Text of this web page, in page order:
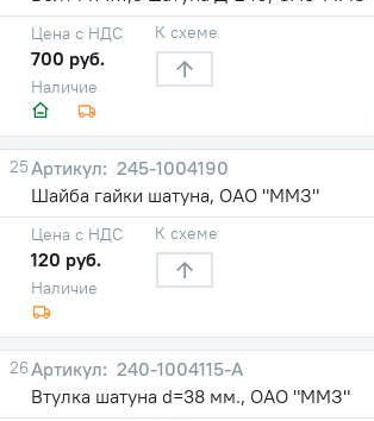
Наличие
Цена с НДС
700 руб.
К схеме
25
245-1004190
Шайба гайки шатуна, ОАО "ММЗ"
Наличие
Цена с НДС
120 руб.
К схеме
26
240-1004115-А
Втулка шатуна d=38 мм., ОАО "ММЗ"